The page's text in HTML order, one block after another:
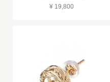
¥ 19,800